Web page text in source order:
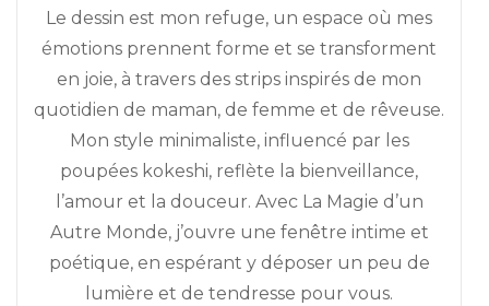
Le dessin est mon refuge, un espace où mes
émotions prennent forme et se transforment
en joie, à travers des strips inspirés de mon
quotidien de maman, de femme et de rêveuse.
Mon style minimaliste, influencé par les
poupées kokeshi, reflète la bienveillance,
l’amour et la douceur. Avec La Magie d’un
Autre Monde, j’ouvre une fenêtre intime et
poétique, en espérant y déposer un peu de
lumière et de tendresse pour vous.